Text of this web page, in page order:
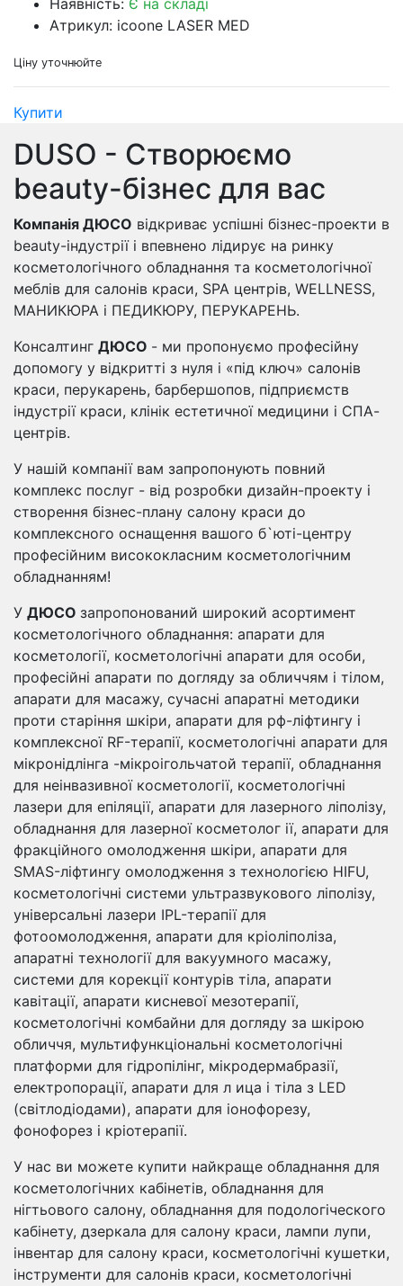
Наявність: Є на складі
Атрикул: icoone LASER MED
Ціну уточнюйте
Купити
DUSO - Створюємо
beauty-бізнес для вас
Компанія ДЮСО відкриває успішні бізнес-проекти в
beauty-індустрії і впевнено лідирує на ринку
косметологічного обладнання та косметологічної
меблів для салонів краси, SPA центрів, WELLNESS,
МАНИКЮРА і ПЕДИКЮРУ, ПЕРУКАРЕНЬ.
Консалтинг ДЮСО - ми пропонуємо професійну
допомогу у відкритті з нуля і «під ключ» салонів
краси, перукарень, барбершопов, підприємств
індустрії краси, клінік естетичної медицини і СПА-
центрів.
У нашій компанії вам запропонують повний
комплекс послуг - від розробки дизайн-проекту і
створення бізнес-плану салону краси до
комплексного оснащення вашого б`юті-центру
професійним висококласним косметологічним
обладнанням!
У ДЮСО запропонований широкий асортимент
косметологічного обладнання: апарати для
косметології, косметологічні апарати для особи,
професійні апарати по догляду за обличчям і тілом,
апарати для масажу, сучасні апаратні методики
проти старіння шкіри, апарати для рф-ліфтингу і
комплексної RF-терапії, косметологічні апарати для
мікронідлінга -мікроігольчатой ​​терапії, обладнання
для неінвазивної косметології, косметологічні
лазери для епіляції, апарати для лазерного ліполізу,
обладнання для лазерної косметолог ії, апарати для
фракційного омолодження шкіри, апарати для
SMAS-ліфтингу омолодження з технологією HIFU,
косметологічні системи ультразвукового ліполізу,
універсальні лазери IPL-терапії для
фотоомолодження, апарати для кріоліполіза,
апаратні технології для вакуумного масажу,
системи для корекції контурів тіла, апарати
кавітації, апарати кисневої мезотерапії,
косметологічні комбайни для догляду за шкірою
обличчя, мультифункціональні косметологічні
платформи для гідропілінг, мікродермабразії,
електропорації, апарати для л ица і тіла з LED
(світлодіодами), апарати для іонофорезу,
фонофорез і кріотерапії.
У нас ви можете купити найкраще обладнання для
косметологічних кабінетів, обладнання для
нігтьового салону, обладнання для подологіческого
кабінету, дзеркала для салону краси, лампи лупи,
інвентар для салону краси, косметологічні кушетки,
інструменти для салонів краси, косметологічні